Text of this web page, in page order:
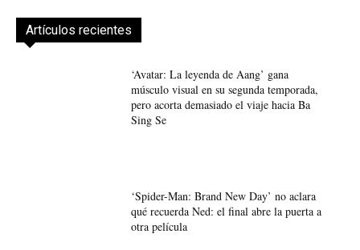
Artículos recientes
‘Avatar: La leyenda de Aang’ gana
músculo visual en su segunda temporada,
pero acorta demasiado el viaje hacia Ba
Sing Se
‘Spider-Man: Brand New Day’ no aclara
qué recuerda Ned: el final abre la puerta a
otra película